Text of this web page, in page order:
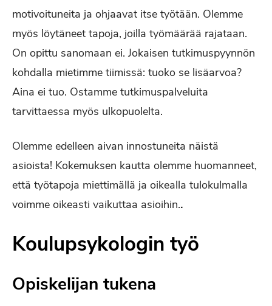
motivoituneita ja ohjaavat itse työtään. Olemme
myös löytäneet tapoja, joilla työmäärää rajataan.
On opittu sanomaan ei. Jokaisen tutkimuspyynnön
kohdalla mietimme tiimissä: tuoko se lisäarvoa?
Aina ei tuo. Ostamme tutkimuspalveluita
tarvittaessa myös ulkopuolelta.
Olemme edelleen aivan innostuneita näistä
asioista! Kokemuksen kautta olemme huomanneet,
että työtapoja miettimällä ja oikealla tulokulmalla
voimme oikeasti vaikuttaa asioihin..
Koulupsykologin työ
Opiskelijan tukena